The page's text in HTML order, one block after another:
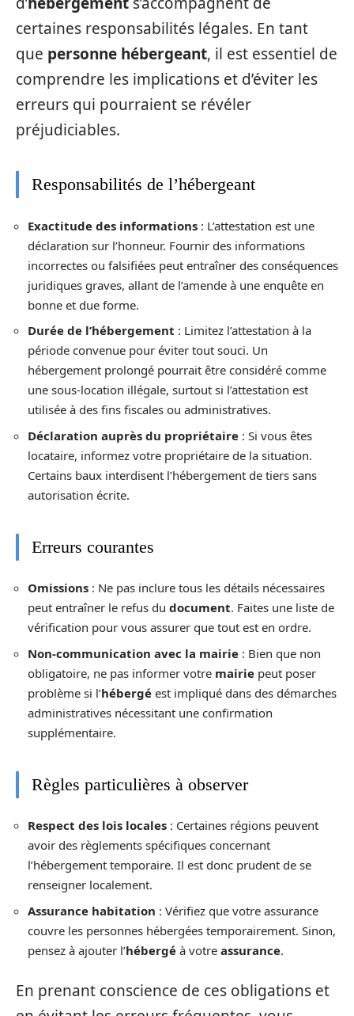
certaines responsabilités légales. En tant
que personne hébergeant, il est essentiel de
comprendre les implications et d’éviter les
erreurs qui pourraient se révéler
préjudiciables.
Responsabilités de l’hébergeant
Exactitude des informations : L’attestation est une
déclaration sur l’honneur. Fournir des informations
incorrectes ou falsifiées peut entraîner des conséquences
juridiques graves, allant de l’amende à une enquête en
bonne et due forme.
Durée de l’hébergement : Limitez l’attestation à la
période convenue pour éviter tout souci. Un
hébergement prolongé pourrait être considéré comme
une sous-location illégale, surtout si l’attestation est
utilisée à des fins fiscales ou administratives.
Déclaration auprès du propriétaire : Si vous êtes
locataire, informez votre propriétaire de la situation.
Certains baux interdisent l’hébergement de tiers sans
autorisation écrite.
Erreurs courantes
Omissions : Ne pas inclure tous les détails nécessaires
peut entraîner le refus du document. Faites une liste de
vérification pour vous assurer que tout est en ordre.
Non-communication avec la mairie : Bien que non
obligatoire, ne pas informer votre mairie peut poser
problème si l’hébergé est impliqué dans des démarches
administratives nécessitant une confirmation
supplémentaire.
Règles particulières à observer
Respect des lois locales : Certaines régions peuvent
avoir des règlements spécifiques concernant
l’hébergement temporaire. Il est donc prudent de se
renseigner localement.
Assurance habitation : Vérifiez que votre assurance
couvre les personnes hébergées temporairement. Sinon,
pensez à ajouter l’hébergé à votre assurance.
En prenant conscience de ces obligations et